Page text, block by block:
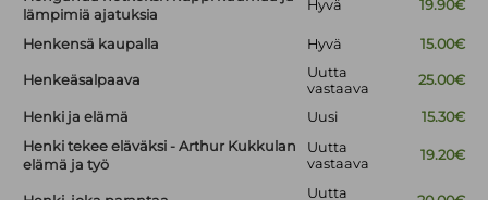
lämpimiä ajatuksia
Hyvä 19.90€
Henkensä kaupalla Hyvä 15.00€
Henkeäsalpaava
Uutta
vastaava
25.00€
Henki ja elämä Uusi
15.30€
Henki tekee eläväksi - Arthur Kukkulan
elämä ja työ
Uutta
vastaava
19.20€
Uutta